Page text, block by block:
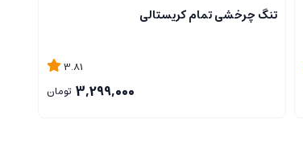
تنگ چرخشی تمام کریستالی
3.81
3,299,000 تومان